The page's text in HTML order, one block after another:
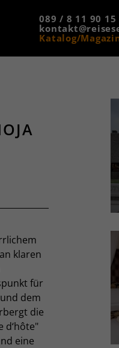
089 / 8 11 90 15
Katalog/
klaren
für
dem
die
d‘hôte"
eine